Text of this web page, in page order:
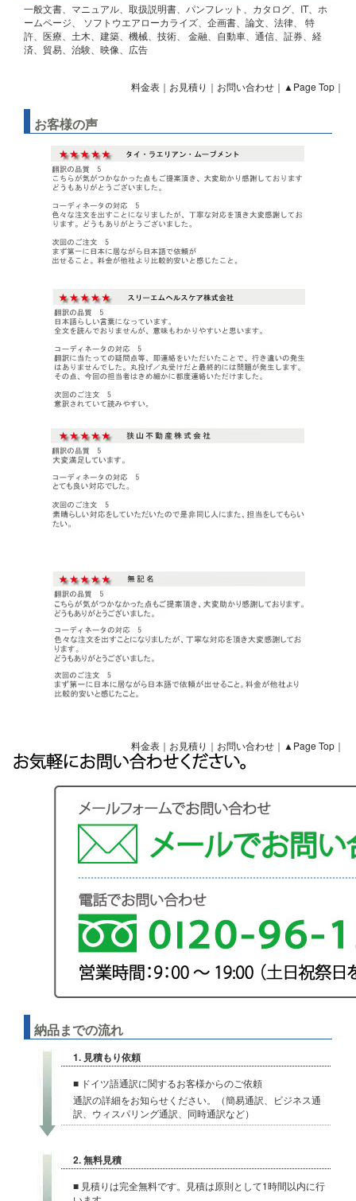
一般文書、マニュアル、取扱説明書、パンフレット、カタログ、IT、ホ
ームページ、 ソフトウエアローカライズ、企画書、論文、法律、 特
許、医療、土木、建築、機械、技術、 金融、自動車、通信、証券、経
済、貿易、治験、映像、広告
料金表 ｜ お見積り ｜ お問い合わせ ｜ ▲Page Top ｜
お客様の声
料金表 ｜ お見積り ｜ お問い合わせ ｜ ▲Page Top ｜
納品までの流れ
1. 見積もり依頼
■ ドイツ語通訳に関するお客様からのご依頼
通訳の詳細をお知らせください。（簡易通訳、ビジネス通
訳、ウィスパリング通訳、同時通訳など）
2. 無料見積
■ 見積りは完全無料です。見積は原則として1時間以内に行